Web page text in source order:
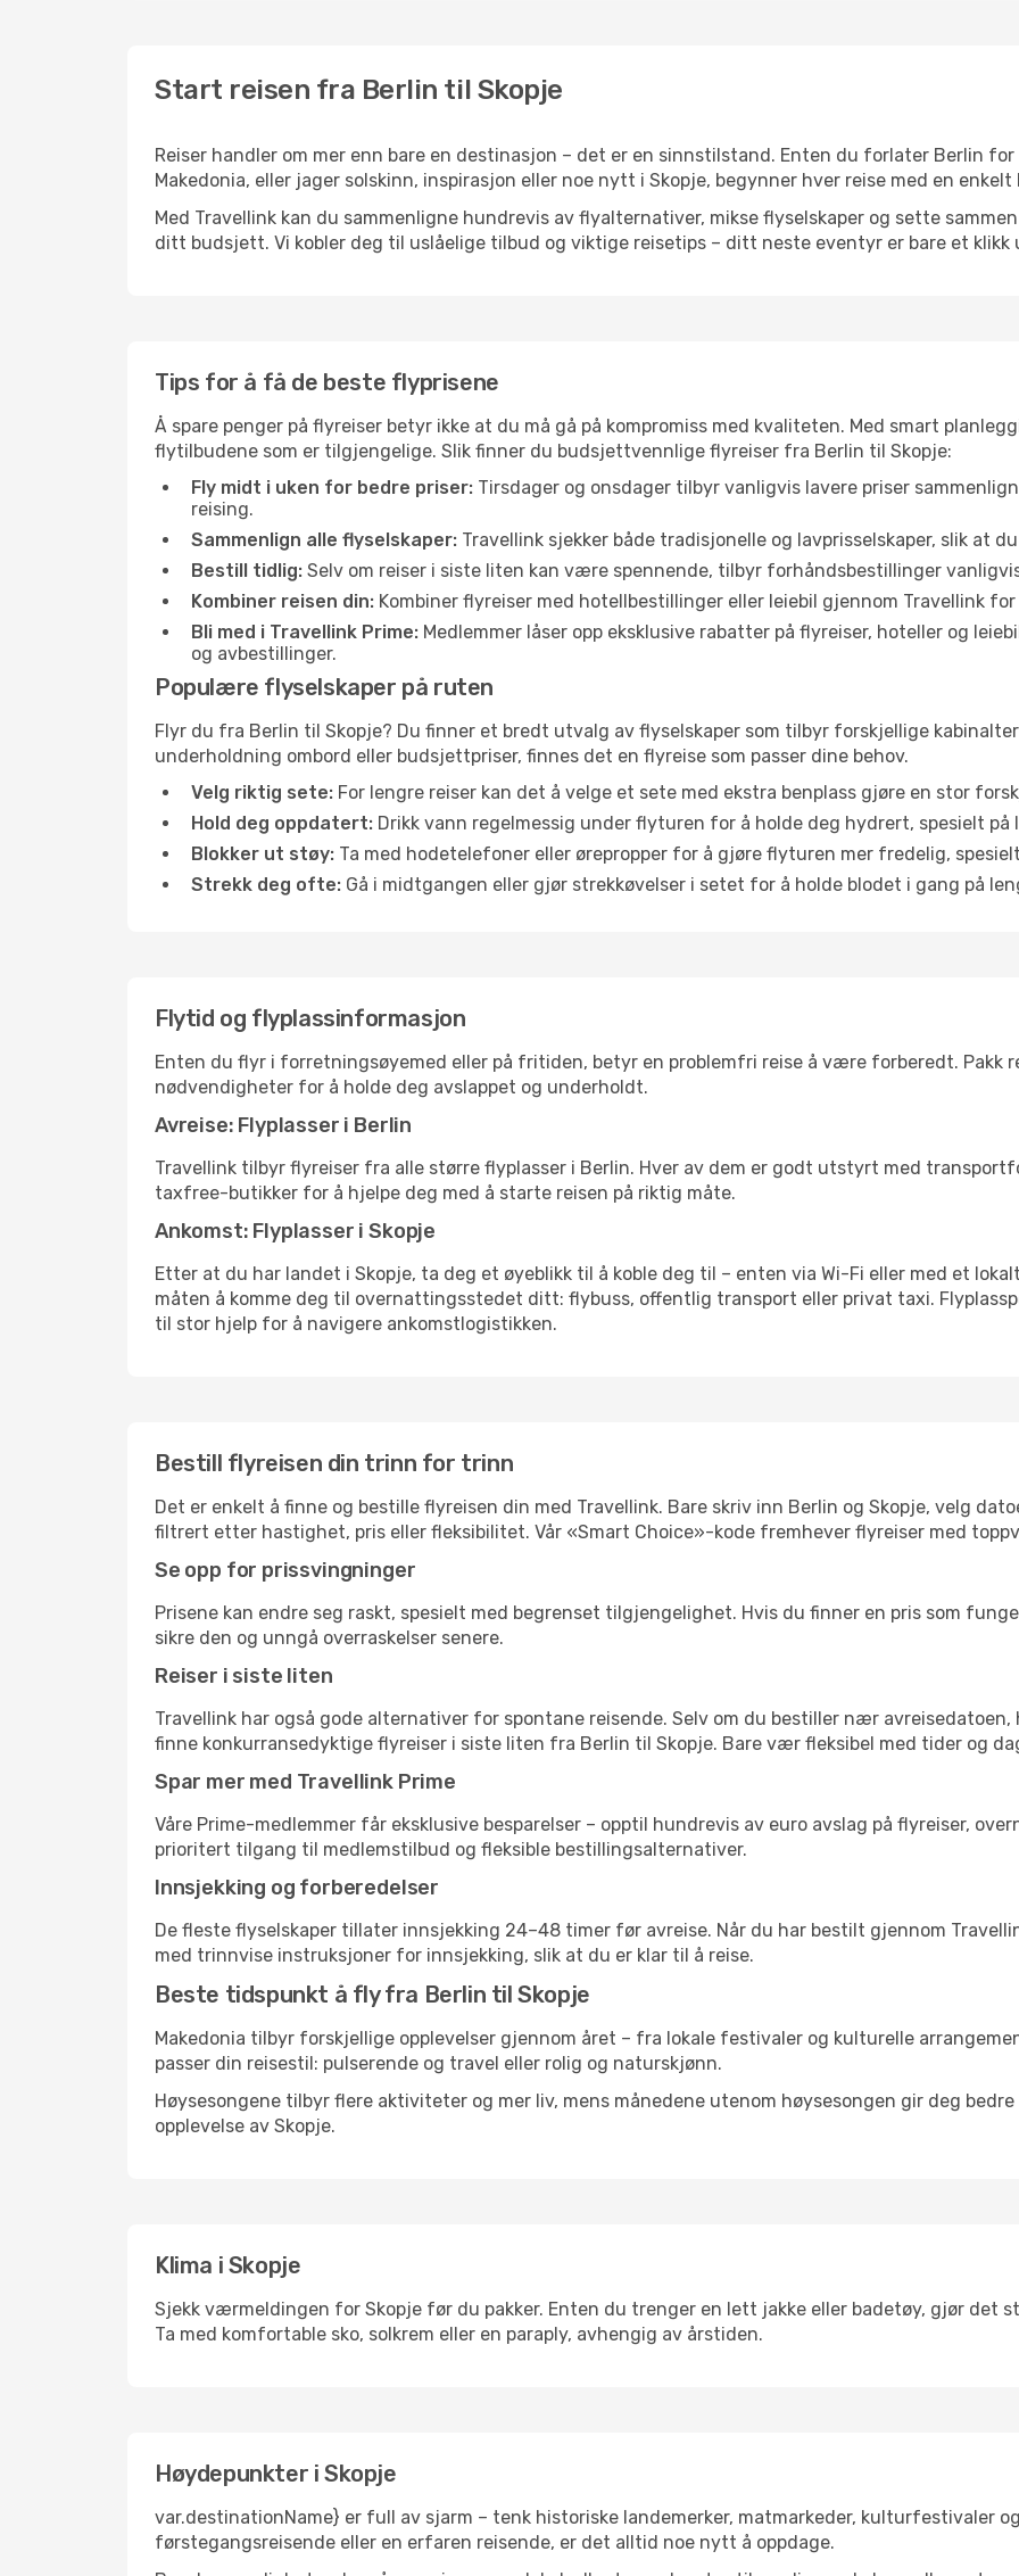
Start reisen fra Berlin til Skopje
Reiser handler om mer enn bare en destinasjon – det er en sinnstilstand. Enten du forlater Berlin
Makedonia, eller jager solskinn, inspirasjon eller noe nytt i Skopje, begynner hver reise med en enkelt
Med Travellink kan du sammenligne hundrevis av flyalternativer, mikse flyselskaper og sette
ditt budsjett. Vi kobler deg til uslåelige tilbud og viktige reisetips – ditt neste eventyr er bare et klikk
Tips for å få de beste flyprisene
Å spare penger på flyreiser betyr ikke at du må gå på kompromiss med kvaliteten. Med smart
flytilbudene som er tilgjengelige. Slik finner du budsjettvennlige flyreiser fra Berlin til Skopje:
Fly midt i uken for bedre priser: Tirsdager og onsdager tilbyr vanligvis lavere priser
reising.
Sammenlign alle flyselskaper: Travellink sjekker både tradisjonelle og lavprisselskaper, slik at
Bestill tidlig: Selv om reiser i siste liten kan være spennende, tilbyr forhåndsbestillinger
Kombiner reisen din: Kombiner flyreiser med hotellbestillinger eller leiebil gjennom Travellink
Bli med i Travellink Prime: Medlemmer låser opp eksklusive rabatter på flyreiser, hoteller og
og avbestillinger.
Populære flyselskaper på ruten
Flyr du fra Berlin til Skopje? Du finner et bredt utvalg av flyselskaper som tilbyr forskjellige
underholdning ombord eller budsjettpriser, finnes det en flyreise som passer dine behov.
Velg riktig sete: For lengre reiser kan det å velge et sete med ekstra benplass gjøre en stor
Hold deg oppdatert: Drikk vann regelmessig under flyturen for å holde deg hydrert, spesielt på
Blokker ut støy: Ta med hodetelefoner eller ørepropper for å gjøre flyturen mer fredelig,
Strekk deg ofte: Gå i midtgangen eller gjør strekkøvelser i setet for å holde blodet i gang på
Flytid og flyplassinformasjon
Enten du flyr i forretningsøyemed eller på fritiden, betyr en problemfri reise å være forberedt. Pakk
nødvendigheter for å holde deg avslappet og underholdt.
Avreise: Flyplasser i Berlin
Travellink tilbyr flyreiser fra alle større flyplasser i Berlin. Hver av dem er godt utstyrt med
taxfree-butikker for å hjelpe deg med å starte reisen på riktig måte.
Ankomst: Flyplasser i Skopje
Etter at du har landet i Skopje, ta deg et øyeblikk til å koble deg til – enten via Wi-Fi eller med et
måten å komme deg til overnattingsstedet ditt: flybuss, offentlig transport eller privat taxi.
til stor hjelp for å navigere ankomstlogistikken.
Bestill flyreisen din trinn for trinn
Det er enkelt å finne og bestille flyreisen din med Travellink. Bare skriv inn Berlin og Skopje, velg
filtrert etter hastighet, pris eller fleksibilitet. Vår «Smart Choice»-kode fremhever flyreiser med
Se opp for prissvingninger
Prisene kan endre seg raskt, spesielt med begrenset tilgjengelighet. Hvis du finner en pris som
sikre den og unngå overraskelser senere.
Reiser i siste liten
Travellink har også gode alternativer for spontane reisende. Selv om du bestiller nær
finne konkurransedyktige flyreiser i siste liten fra Berlin til Skopje. Bare vær fleksibel med tider og
Spar mer med Travellink Prime
Våre Prime-medlemmer får eksklusive besparelser – opptil hundrevis av euro avslag på flyreiser,
prioritert tilgang til medlemstilbud og fleksible bestillingsalternativer.
Innsjekking og forberedelser
De fleste flyselskaper tillater innsjekking 24–48 timer før avreise. Når du har bestilt gjennom
med trinnvise instruksjoner for innsjekking, slik at du er klar til å reise.
Beste tidspunkt å fly fra Berlin til Skopje
Makedonia tilbyr forskjellige opplevelser gjennom året – fra lokale festivaler og kulturelle
passer din reisestil: pulserende og travel eller rolig og naturskjønn.
Høysesongene tilbyr flere aktiviteter og mer liv, mens månedene utenom høysesongen gir deg
opplevelse av Skopje.
Klima i Skopje
Sjekk værmeldingen for Skopje før du pakker. Enten du trenger en lett jakke eller badetøy, gjør det
Ta med komfortable sko, solkrem eller en paraply, avhengig av årstiden.
Høydepunkter i Skopje
var.destinationName} er full av sjarm – tenk historiske landemerker, matmarkeder, kulturfestivaler
førstegangsreisende eller en erfaren reisende, er det alltid noe nytt å oppdage.